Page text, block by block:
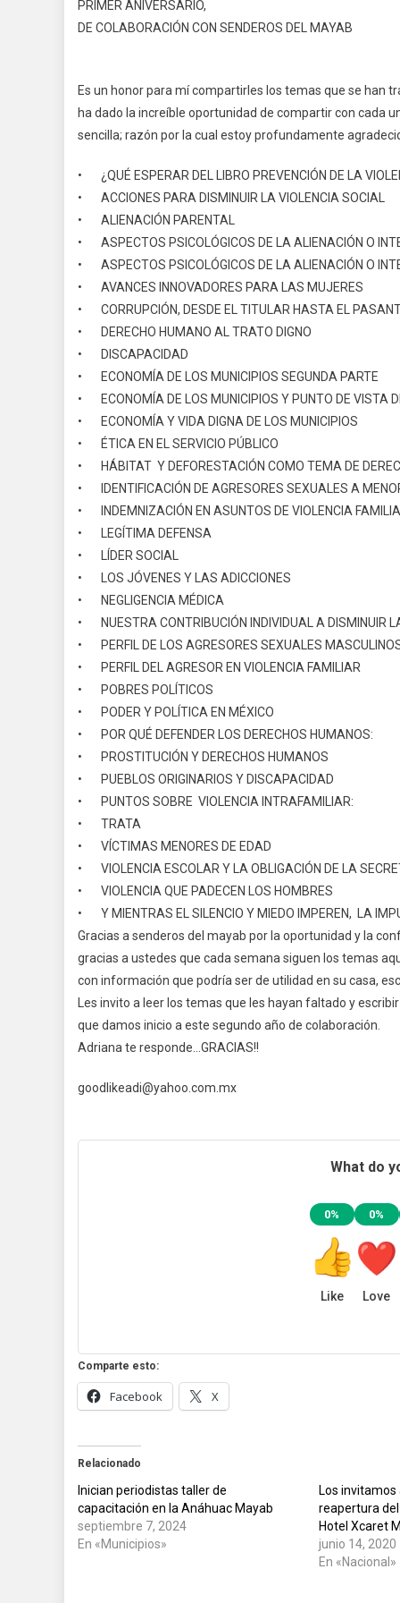
PRIMER ANIVERSARIO,
DE COLABORACIÓN CON SENDEROS DEL MAYAB
Es un honor para mí compartirles los temas que se han
ha dado la increíble oportunidad de compartir con cada
sencilla; razón por la cual estoy profundamente
• ¿QUÉ ESPERAR DEL LIBRO PREVENCIÓN DE LA
• ACCIONES PARA DISMINUIR LA VIOLENCIA SOCIAL
• ALIENACIÓN PARENTAL
• ASPECTOS PSICOLÓGICOS DE LA ALIENACIÓN O
• ASPECTOS PSICOLÓGICOS DE LA ALIENACIÓN O
• AVANCES INNOVADORES PARA LAS MUJERES
• CORRUPCIÓN, DESDE EL TITULAR HASTA EL
• DERECHO HUMANO AL TRATO DIGNO
• DISCAPACIDAD
• ECONOMÍA DE LOS MUNICIPIOS SEGUNDA PARTE
• ECONOMÍA DE LOS MUNICIPIOS Y PUNTO DE VISTA
• ECONOMÍA Y VIDA DIGNA DE LOS MUNICIPIOS
• ÉTICA EN EL SERVICIO PÚBLICO
• HÁBITAT Y DEFORESTACIÓN COMO TEMA DE
• IDENTIFICACIÓN DE AGRESORES SEXUALES A
• INDEMNIZACIÓN EN ASUNTOS DE VIOLENCIA
• LEGÍTIMA DEFENSA
• LÍDER SOCIAL
• LOS JÓVENES Y LAS ADICCIONES
• NEGLIGENCIA MÉDICA
• NUESTRA CONTRIBUCIÓN INDIVIDUAL A DISMINUIR
• PERFIL DE LOS AGRESORES SEXUALES
• PERFIL DEL AGRESOR EN VIOLENCIA FAMILIAR
• POBRES POLÍTICOS
• PODER Y POLÍTICA EN MÉXICO
• POR QUÉ DEFENDER LOS DERECHOS HUMANOS:
• PROSTITUCIÓN Y DERECHOS HUMANOS
• PUEBLOS ORIGINARIOS Y DISCAPACIDAD
• PUNTOS SOBRE VIOLENCIA INTRAFAMILIAR:
• TRATA
• VÍCTIMAS MENORES DE EDAD
• VIOLENCIA ESCOLAR Y LA OBLIGACIÓN DE LA
• VIOLENCIA QUE PADECEN LOS HOMBRES
• Y MIENTRAS EL SILENCIO Y MIEDO IMPEREN, LA
Gracias a senderos del mayab por la oportunidad y la
gracias a ustedes que cada semana siguen los temas
con información que podría ser de utilidad en su casa,
Les invito a leer los temas que les hayan faltado y
que damos inicio a este segundo año de colaboración.
Adriana te responde…GRACIAS!!
goodlikeadi@yahoo.com.mx
What do
0%
Like
0%
Love
Comparte esto:
Facebook X
Relacionado
Inician periodistas taller de
capacitación en la Anáhuac Mayab
septiembre 7, 2024
En «Municipios»
Los
reapertura del
Hotel Xcaret
junio 14, 2020
En «Nacional»